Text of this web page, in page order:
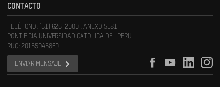
CONTACTO
TELÉFONO: (51) 626-2000 , ANEXO 5581
PONTIFICIA UNIVERSIDAD CATOLICA DEL PERU
RUC: 20155945860
ENVIAR MENSAJE